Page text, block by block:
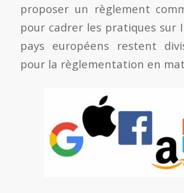
proposer un règlement
pour cadrer les pratiques sur
pays européens restent
pour la règlementation en